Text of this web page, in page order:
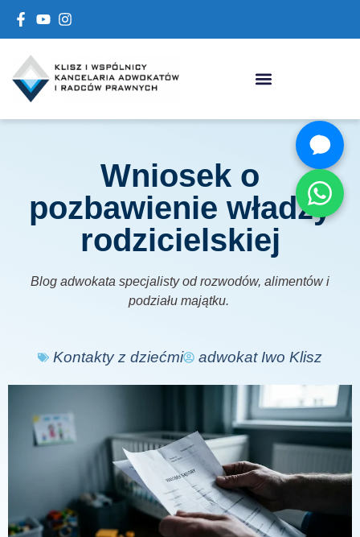
Wniosek o
pozbawienie władzy
rodzicielskiej
Blog adwokata specjalisty od rozwodów, alimentów i
podziału majątku.
Kontakty z dziećmi adwokat Iwo Klisz